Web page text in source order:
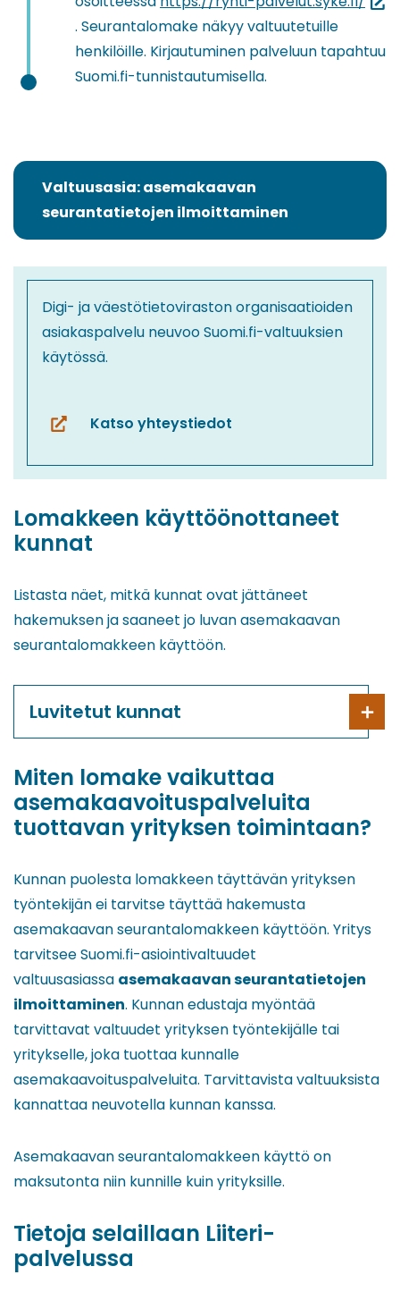
. Seurantalomake näkyy valtuutetuille
henkilöille. Kirjautuminen palveluun tapahtuu
Suomi.fi-tunnistautumisella.
Valtuusasia: asemakaavan
seurantatietojen ilmoittaminen
(siirryt
toiseen
Digi- ja väestötietoviraston organisaatioiden
asiakaspalvelu neuvoo Suomi.fi-valtuuksien
käytössä.
Katso yhteystiedot
(siirryt
palveluun)
Lomakkeen käyttöönottaneet
kunnat
Listasta näet, mitkä kunnat ovat jättäneet
hakemuksen ja saaneet jo luvan asemakaavan
seurantalomakkeen käyttöön.
Luvitetut kunnat
Miten lomake vaikuttaa
asemakaavoituspalveluita
tuottavan yrityksen toimintaan?
Kunnan puolesta lomakkeen täyttävän yrityksen
työntekijän ei tarvitse täyttää hakemusta
asemakaavan seurantalomakkeen käyttöön. Yritys
tarvitsee Suomi.fi-asiointivaltuudet
valtuusasiassa asemakaavan seurantatietojen
ilmoittaminen. Kunnan edustaja myöntää
tarvittavat valtuudet yrityksen työntekijälle tai
yritykselle, joka tuottaa kunnalle
asemakaavoituspalveluita. Tarvittavista valtuuksista
kannattaa neuvotella kunnan kanssa.
Asemakaavan seurantalomakkeen käyttö on
maksutonta niin kunnille kuin yrityksille.
Tietoja selaillaan Liiteri-
palvelussa